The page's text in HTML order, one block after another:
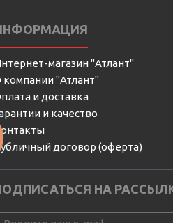
магазин "Атлант"
компании "Атлант"
и доставка
и качество
Публичный договор (оферта)
НА